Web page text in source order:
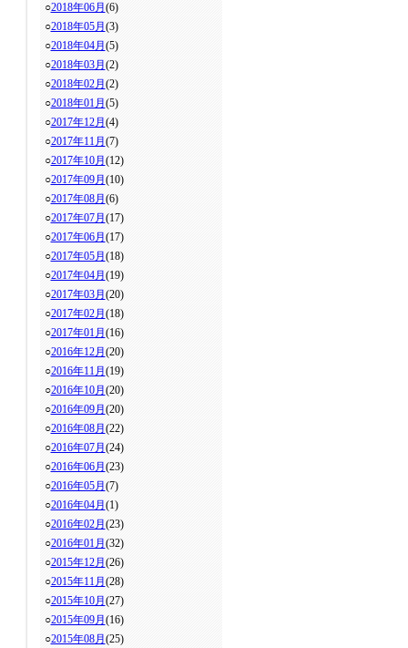
○2018年06月 (6)
○2018年05月 (3)
○2018年04月 (5)
○2018年03月 (2)
○2018年02月 (2)
○2018年01月 (5)
○2017年12月 (4)
○2017年11月 (7)
○2017年10月 (12)
○2017年09月 (10)
○2017年08月 (6)
○2017年07月 (17)
○2017年06月 (17)
○2017年05月 (18)
○2017年04月 (19)
○2017年03月 (20)
○2017年02月 (18)
○2017年01月 (16)
○2016年12月 (20)
○2016年11月 (19)
○2016年10月 (20)
○2016年09月 (20)
○2016年08月 (22)
○2016年07月 (24)
○2016年06月 (23)
○2016年05月 (7)
○2016年04月 (1)
○2016年02月 (23)
○2016年01月 (32)
○2015年12月 (26)
○2015年11月 (28)
○2015年10月 (27)
○2015年09月 (16)
○2015年08月 (25)